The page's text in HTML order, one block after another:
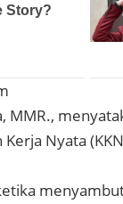
MMR.,
Nyata